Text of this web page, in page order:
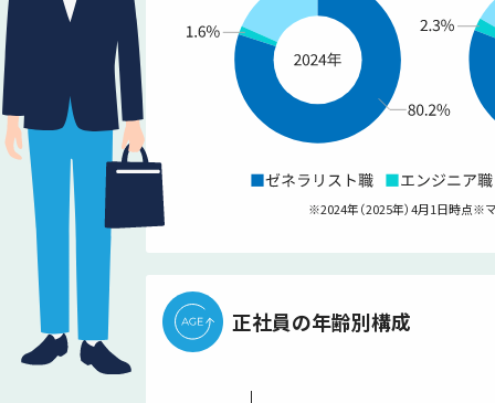
※2024年（2025年）4月1日時点※
正社員の年齢別構成